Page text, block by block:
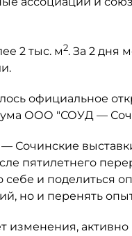
2 тыс. м2. За 2 дня
официальное
ООО "СОУД —
Сочинские
пятилетнего
себе и поделиться
но и перенять
изменения, активно